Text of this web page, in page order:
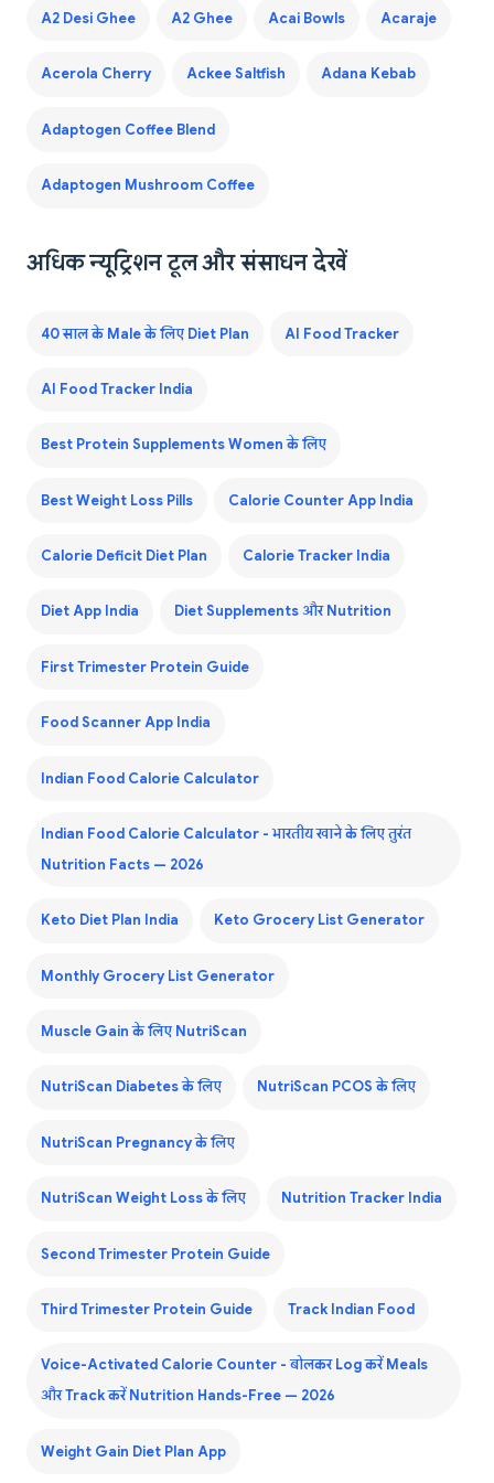
A2 Desi Ghee A2 Ghee Acai Bowls Acaraje
Acerola Cherry Ackee Saltfish Adana Kebab
Adaptogen Coffee Blend
Adaptogen Mushroom Coffee
अधिक न्यूट्रिशन टूल और संसाधन देखें
40 साल के Male के लिए Diet Plan AI Food Tracker
AI Food Tracker India
Best Protein Supplements Women के लिए
Best Weight Loss Pills Calorie Counter App India
Calorie Deficit Diet Plan Calorie Tracker India
Diet App India Diet Supplements और Nutrition
First Trimester Protein Guide
Food Scanner App India
Indian Food Calorie Calculator
Indian Food Calorie Calculator - भारतीय खाने के लिए तुरंत
Nutrition Facts — 2026
Keto Diet Plan India Keto Grocery List Generator
Monthly Grocery List Generator
Muscle Gain के लिए NutriScan
NutriScan Diabetes के लिए NutriScan PCOS के लिए
NutriScan Pregnancy के लिए
NutriScan Weight Loss के लिए Nutrition Tracker India
Second Trimester Protein Guide
Third Trimester Protein Guide Track Indian Food
Voice-Activated Calorie Counter - बोलकर Log करें Meals
और Track करें Nutrition Hands-Free — 2026
Weight Gain Diet Plan App